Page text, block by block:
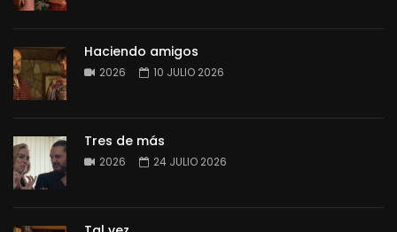
Haciendo amigos
2026 10 JULIO 2026
Tres de más
2026 24 JULIO 2026